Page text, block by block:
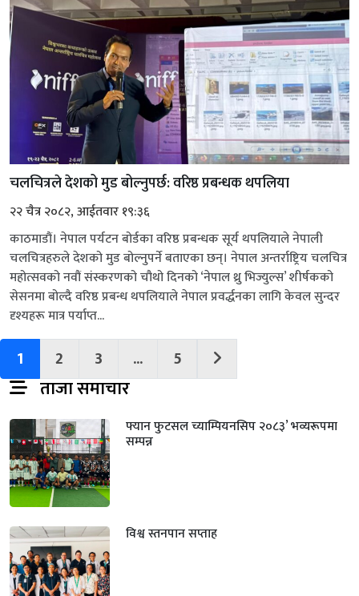
चलचित्रले देशको मुड बोल्‍नुपर्छ: वरिष्ठ प्रबन्धक थपलिया
२२ चैत्र २०८२, आईतवार १९:३६
काठमाडौं। नेपाल पर्यटन बोर्डका वरिष्ठ प्रबन्धक सूर्य थपलियाले नेपाली
चलचित्रहरुले देशको मुड बोल्‍नुपर्ने बताएका छन्। नेपाल अन्तर्राष्ट्रिय चलचित्र
महोत्सवको नवौं संस्करणको चौथो दिनको ‘नेपाल थ्रु भिज्युल्स’ शीर्षकको
सेसनमा बोल्दै वरिष्ठ प्रबन्ध थपलियाले नेपाल प्रवर्द्धनका लागि केवल सुन्दर
दृश्यहरू मात्र पर्याप्त...
1 2 3 ... 5
ताजा समाचार
फ्यान फुटसल च्याम्पियनसिप २०८३’ भव्यरूपमा
सम्पन्न
विश्व स्तनपान सप्ताह